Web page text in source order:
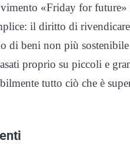
«Friday for
il diritto di
di beni non più
proprio su piccoli e
tutto ciò che è